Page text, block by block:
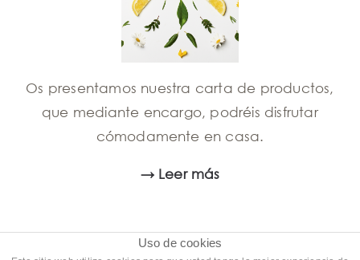
Os presentamos nuestra carta de productos,
que mediante encargo, podréis disfrutar
cómodamente en casa.
→ Leer más
Uso de cookies